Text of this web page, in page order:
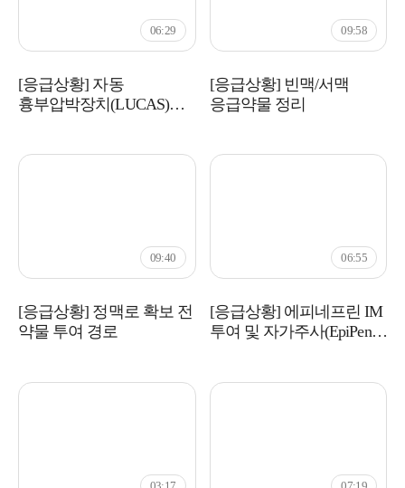
06:29
[응급상황] 자동
흉부압박장치(LUCAS)
09:58
[응급상황] 빈맥/서맥
응급약물 정리
09:40
[응급상황] 정맥로 확보 전
약물 투여 경로
06:55
[응급상황] 에피네프린 IM
투여 및 자가주사(EpiPen)
03:17 07:19